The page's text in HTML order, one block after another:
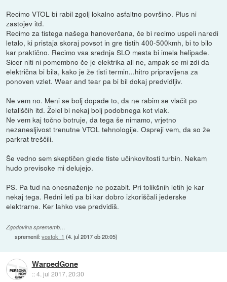
Recimo VTOL bi rabil zgolj lokalno asfaltno površino. Plus ni
zastojev itd.
Recimo za tistega našega hanoverčana, če bi recimo uspeli naredi
letalo, ki pristaja skoraj povsot in gre tistih 400-500kmh, bi to bilo
kar praktično. Recimo vsa srednja SLO mesta bi imela helipade.
Sicer niti ni pomembno če je elektrika ali ne, ampak se mi zdi da
električna bi bila, kako je že tisti termin...hitro pripravljena za
ponoven vzlet. Wear and tear pa bi bil dokaj predvidljiv.
Ne vem no. Meni se bolj dopade to, da ne rabim se vlačit po
letališčih itd. Želel bi nekaj bolj podobnega kot vlak.
Ne vem kaj točno botruje, da tega še nimamo, vrjetno
nezanesljivost trenutne VTOL tehnologije. Ospreji vem, da so že
parkrat treščili.
Še vedno sem skeptičen glede tiste učinkovitosti turbin. Nekam
hudo previsoke mi delujejo.
PS. Pa tud na onesnaženje ne pozabit. Pri tolikšnih letih je kar
nekaj tega. Redni leti pa bi kar dobro izkoriščali jederske
elektrarne. Ker lahko vse predvidiš.
Zgodovina sprememb…
spremenil:vostok_1 (4. jul 2017 ob 20:05)
WarpedGone
::4. jul 2017, 20:30